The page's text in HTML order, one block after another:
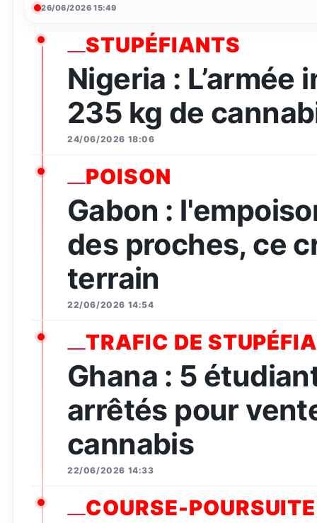
26/06/2026 15:49
STUPÉFIANTS
Nigeria :
235 kg de
24/06/2026 18:06
POISON
Gabon :
des proches, ce
terrain
22/06/2026 14:54
TRAFIC DE
Ghana : 5
arrêtés pour
cannabis
22/06/2026 14:33
COURSE-POURSUITE